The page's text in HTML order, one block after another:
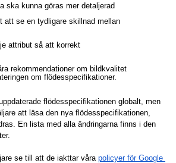
ska kunna göras mer detaljerad
se en tydligare skillnad mellan
attribut så att korrekt
rekommendationer om bildkvalitet
om flödesspecifikationer.
flödesspecifikationen globalt, men
att läsa den nya flödesspecifikationen,
En lista med alla ändringarna finns i den
se till att de iakttar våra policyer för Google